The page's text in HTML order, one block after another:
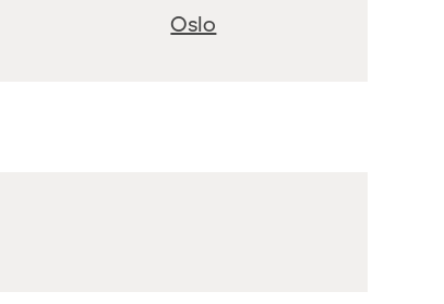
Oslo